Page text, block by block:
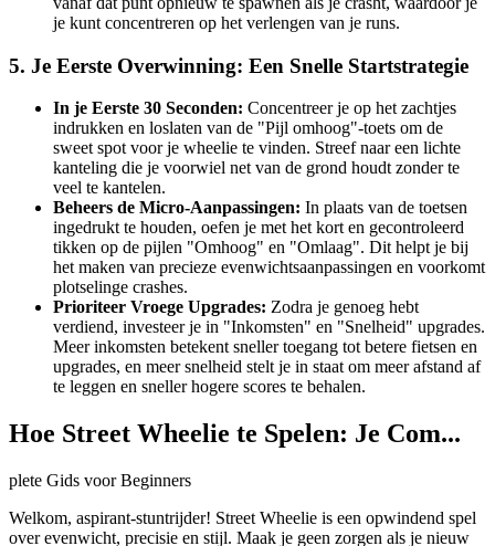
je kunt concentreren op het verlengen van je runs.
5. Je Eerste Overwinning: Een Snelle Startstrategie
In je Eerste 30 Seconden: Concentreer je op het zachtjes
indrukken en loslaten van de "Pijl omhoog"-toets om de
sweet spot voor je wheelie te vinden. Streef naar een lichte
kanteling die je voorwiel net van de grond houdt zonder te
veel te kantelen.
Beheers de Micro-Aanpassingen: In plaats van de toetsen
ingedrukt te houden, oefen je met het kort en gecontroleerd
tikken op de pijlen "Omhoog" en "Omlaag". Dit helpt je bij
het maken van precieze evenwichtsaanpassingen en voorkomt
plotselinge crashes.
Prioriteer Vroege Upgrades: Zodra je genoeg hebt
verdiend, investeer je in "Inkomsten" en "Snelheid" upgrades.
Meer inkomsten betekent sneller toegang tot betere fietsen en
upgrades, en meer snelheid stelt je in staat om meer afstand af
te leggen en sneller hogere scores te behalen.
Hoe Street Wheelie te Spelen: Je Com...
plete Gids voor Beginners
Welkom, aspirant-stuntrijder! Street Wheelie is een opwindend spel
over evenwicht, precisie en stijl. Maak je geen zorgen als je nieuw